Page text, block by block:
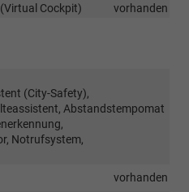
Cockpit)
vorhanden
(City-Safety),
Abstandstempomat
Notrufsystem,
vorhanden